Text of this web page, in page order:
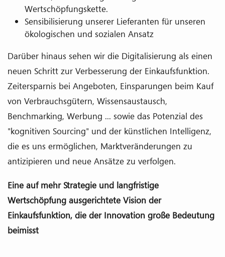
Wertschöpfungskette.
Sensibilisierung unserer Lieferanten für unseren
ökologischen und sozialen Ansatz
Darüber hinaus sehen wir die Digitalisierung als einen
neuen Schritt zur Verbesserung der Einkaufsfunktion.
Zeitersparnis bei Angeboten, Einsparungen beim Kauf
von Verbrauchsgütern, Wissensaustausch,
Benchmarking, Werbung ... sowie das Potenzial des
"kognitiven Sourcing" und der künstlichen Intelligenz,
die es uns ermöglichen, Marktveränderungen zu
antizipieren und neue Ansätze zu verfolgen.
Eine auf mehr Strategie und langfristige
Wertschöpfung ausgerichtete Vision der
Einkaufsfunktion, die der Innovation große Bedeutung
beimisst